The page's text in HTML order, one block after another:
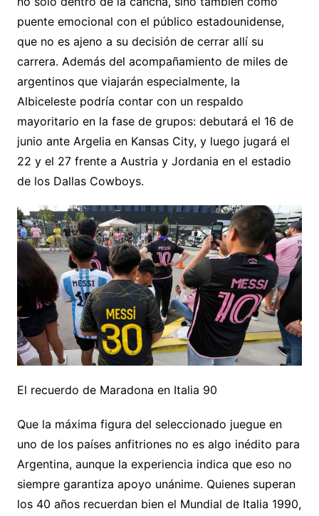
puente emocional con el público estadounidense,
que no es ajeno a su decisión de cerrar allí su
carrera. Además del acompañamiento de miles de
argentinos que viajarán especialmente, la
Albiceleste podría contar con un respaldo
mayoritario en la fase de grupos: debutará el 16 de
junio ante Argelia en Kansas City, y luego jugará el
22 y el 27 frente a Austria y Jordania en el estadio
de los Dallas Cowboys.
El recuerdo de Maradona en Italia 90
Que la máxima figura del seleccionado juegue en
uno de los países anfitriones no es algo inédito para
Argentina, aunque la experiencia indica que eso no
siempre garantiza apoyo unánime. Quienes superan
los 40 años recuerdan bien el Mundial de Italia 1990,